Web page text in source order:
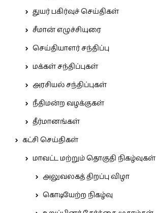
துயர் பகிர்வுச் செய்திகள்
சீமான் எழுச்சியுரை
செய்தியாளர் சந்திப்பு
மக்கள் சந்திப்புகள்
அரசியல் சந்திப்புகள்
நீதிமன்ற வழக்குகள்
தீர்மானங்கள்
கட்சி செய்திகள்
மாவட்ட மற்றும் தொகுதி நிகழ்வுகள்
அலுவலகத் திறப்பு விழா
கொடியேற்ற நிகழ்வு